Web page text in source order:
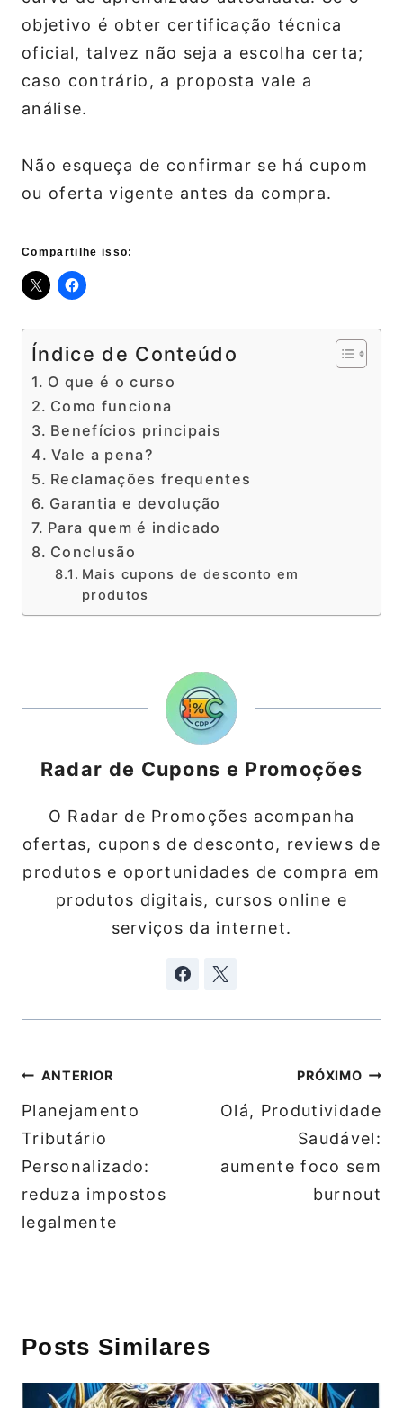
objetivo é obter certificação técnica
oficial, talvez não seja a escolha certa;
caso contrário, a proposta vale a
análise.
Não esqueça de confirmar se há cupom
ou oferta vigente antes da compra.
Compartilhe isso:
Índice de Conteúdo
O que é o curso
Como funciona
Benefícios principais
Vale a pena?
Reclamações frequentes
Garantia e devolução
Para quem é indicado
Conclusão
Mais cupons de desconto em
produtos
Radar de Cupons e Promoções
O Radar de Promoções acompanha
ofertas, cupons de desconto, reviews de
produtos e oportunidades de compra em
produtos digitais, cursos online e
serviços da internet.
Navegação
de
Post
ANTERIOR
Planejamento
Tributário
Personalizado:
reduza impostos
legalmente
PRÓXIMO
Olá, Produtividade
Saudável:
aumente foco sem
burnout
Posts Similares